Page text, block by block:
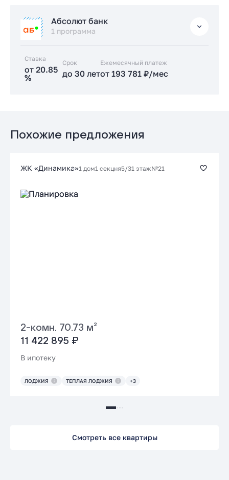
от 17.89 % до 30 лет
Заказать консультацию
Абсолют банк
1 программа
Ставка
от 20.85
%
Срок
до 30 лет
Ежемесячный платеж
от 193 781 ₽/мес
Похожие предложения
ЖК «Динамика»1 дом1 секция5/31 этаж№21
2-комн. 70.73 м²
11 422 895 ₽
В ипотеку
ЛОДЖИЯ ТЕПЛАЯ ЛОДЖИЯ +3
Смотреть все квартиры